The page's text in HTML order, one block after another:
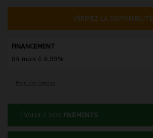
VÉRIFIEZ LA DISPONIBILITÉ
FINANCEMENT
84 mois à 6.99%
Mentions légales
ÉVALUEZ VOS PAIEMENTS